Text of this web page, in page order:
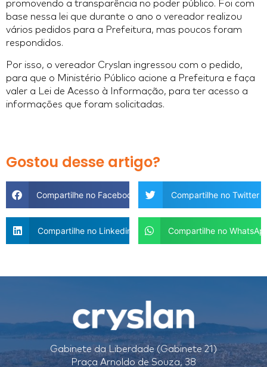
promovendo a transparência no poder público. Foi com
base nessa lei que durante o ano o vereador realizou
vários pedidos para a Prefeitura, mas poucos foram
respondidos.
Por isso, o vereador Cryslan ingressou com o pedido,
para que o Ministério Público acione a Prefeitura e faça
valer a Lei de Acesso à Informação, para ter acesso a
informações que foram solicitadas.
Gostou desse artigo?
Compartilhe no Facebook Compartilhe no Twitter
Compartilhe no Linkedin Compartilhe no
Gabinete da Liberdade (Gabinete 21)
Praça Arnoldo de Souza, 38